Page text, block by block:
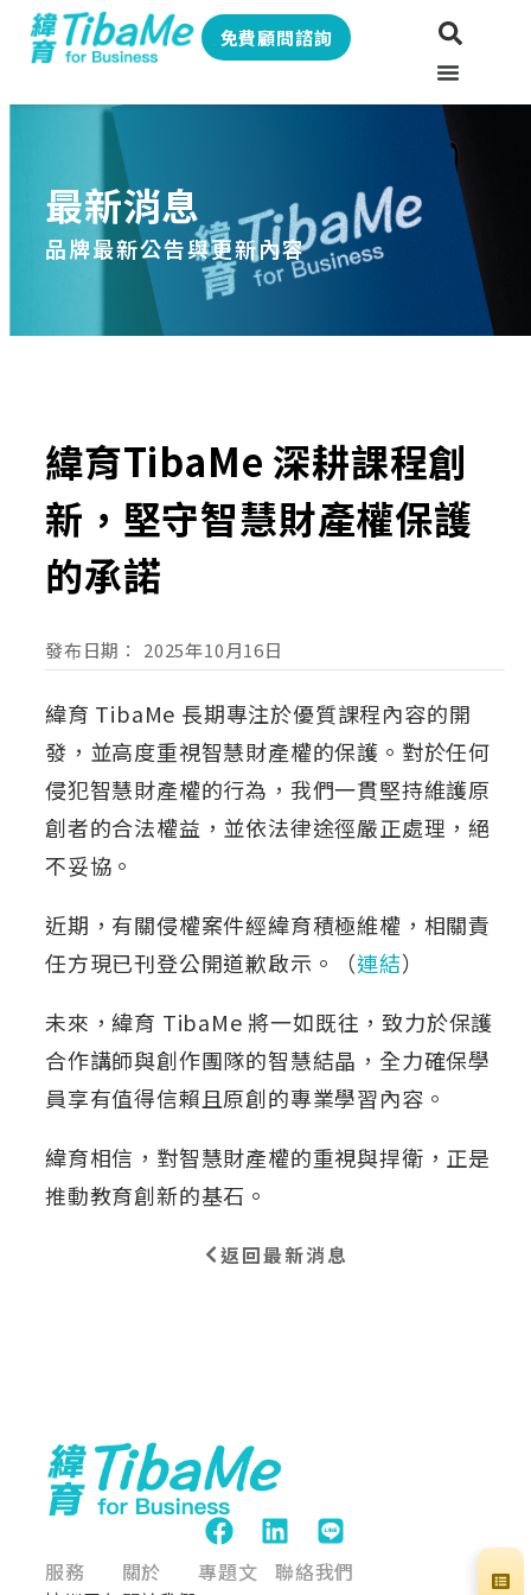
免費顧問諮詢
最新消息
品牌最新公告與更新內容
緯育TibaMe 深耕課程創
新，堅守智慧財產權保護
的承諾
發布日期： 2025年10月16日
緯育 TibaMe 長期專注於優質課程內容的開
發，並高度重視智慧財產權的保護。對於任何
侵犯智慧財產權的行為，我們一貫堅持維護原
創者的合法權益，並依法律途徑嚴正處理，絕
不妥協。
近期，有關侵權案件經緯育積極維權，相關責
任方現已刊登公開道歉啟示。（連結）
未來，緯育 TibaMe 將一如既往，致力於保護
合作講師與創作團隊的智慧結晶，全力確保學
員享有值得信賴且原創的專業學習內容。
緯育相信，對智慧財產權的重視與捍衛，正是
推動教育創新的基石。
返回最新消息
服務 關於
專題文
聯絡我們